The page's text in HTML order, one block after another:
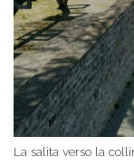
La salita verso la